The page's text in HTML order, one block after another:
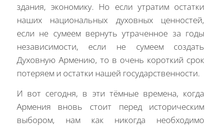
здания, экономику. Но если утратим остатки
наших национальных духовных ценностей,
если не сумеем вернуть утраченное за годы
независимости, если не сумеем создать
Духовную Армению, то в очень короткий срок
потеряем и остатки нашей государственности.
И вот сегодня, в эти тёмные времена, когда
Армения вновь стоит перед историческим
выбором, нам как никогда необходимо